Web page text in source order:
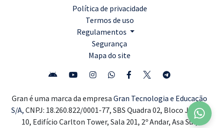
Política de privacidade
Termos de uso
Regulamentos
Segurança
Mapa do site
Gran é uma marca da empresa Gran Tecnologia e Educação
S/A, CNPJ: 18.260.822/0001-77, SBS Quadra 02, Bloco J, Lote
10, Edifício Carlton Tower, Sala 201, 2º Andar, Asa Sul,